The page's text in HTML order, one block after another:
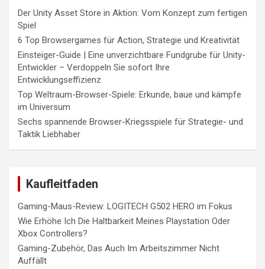
Der Unity Asset Store in Aktion: Vom Konzept zum fertigen
Spiel
6 Top Browsergames für Action, Strategie und Kreativität
Einsteiger-Guide | Eine unverzichtbare Fundgrube für Unity-
Entwickler – Verdoppeln Sie sofort Ihre
Entwicklungseffizienz
Top Weltraum-Browser-Spiele: Erkunde, baue und kämpfe
im Universum
Sechs spannende Browser-Kriegsspiele für Strategie- und
Taktik Liebhaber
Kaufleitfaden
Gaming-Maus-Review: LOGITECH G502 HERO im Fokus
Wie Erhöhe Ich Die Haltbarkeit Meines Playstation Oder
Xbox Controllers?
Gaming-Zubehör, Das Auch Im Arbeitszimmer Nicht
Auffällt